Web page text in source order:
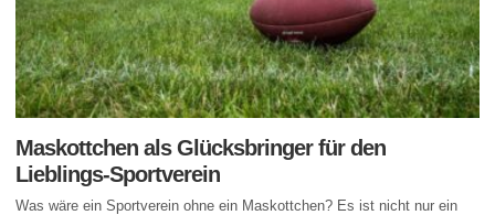
Maskottchen als Glücksbringer für den
Lieblings-Sportverein
Was wäre ein Sportverein ohne ein Maskottchen? Es ist nicht nur ein